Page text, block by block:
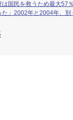
国民を救うため最大57
た」2002年と2004年、